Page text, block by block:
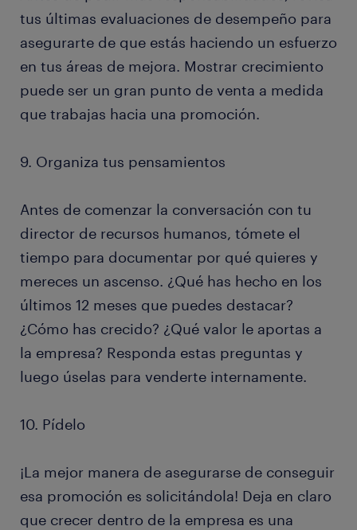
tus últimas evaluaciones de desempeño para
asegurarte de que estás haciendo un esfuerzo
en tus áreas de mejora. Mostrar crecimiento
puede ser un gran punto de venta a medida
que trabajas hacia una promoción.
9. Organiza tus pensamientos
Antes de comenzar la conversación con tu
director de recursos humanos, tómete el
tiempo para documentar por qué quieres y
mereces un ascenso. ¿Qué has hecho en los
últimos 12 meses que puedes destacar?
¿Cómo has crecido? ¿Qué valor le aportas a
la empresa? Responda estas preguntas y
luego úselas para venderte internamente.
10. Pídelo
¡La mejor manera de asegurarse de conseguir
esa promoción es solicitándola! Deja en claro
que crecer dentro de la empresa es una